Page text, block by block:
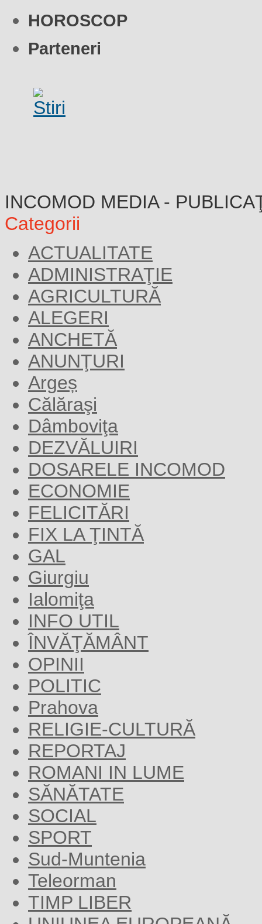
HOROSCOP
Parteneri
INCOMOD MEDIA -
Categorii
ACTUALITATE
ADMINISTRAŢIE
AGRICULTURĂ
ALEGERI
ANCHETĂ
ANUNŢURI
Argeș
Călăraşi
Dâmboviţa
DEZVĂLUIRI
DOSARELE INCOMOD
ECONOMIE
FELICITĂRI
FIX LA ŢINTĂ
GAL
Giurgiu
Ialomiţa
INFO UTIL
ÎNVĂŢĂMÂNT
OPINII
POLITIC
Prahova
RELIGIE-CULTURĂ
REPORTAJ
ROMANI IN LUME
SĂNĂTATE
SOCIAL
SPORT
Sud-Muntenia
Teleorman
TIMP LIBER